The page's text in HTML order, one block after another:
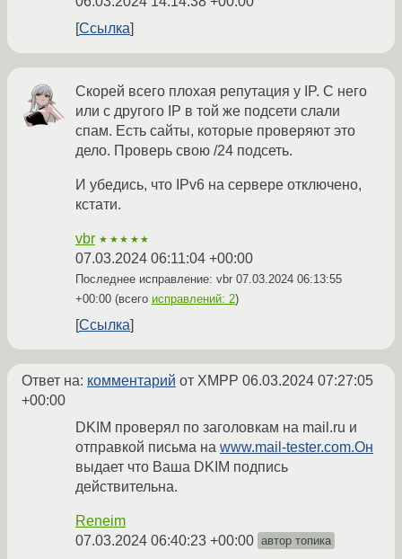
Ссылка
Скорей всего плохая репутация у IP. С него
или с другого IP в той же подсети слали
спам. Есть сайты, которые проверяют это
дело. Проверь свою /24 подсеть.
И убедись, что IPv6 на сервере отключено,
кстати.
vbr ★★★★★
07.03.2024 06:11:04 +00:00
Последнее исправление: vbr 07.03.2024 06:13:55
+00:00 (всего исправлений: 2)
Ссылка
Ответ на: комментарий от XMPP 06.03.2024 07:27:05
+00:00
DKIM проверял по заголовкам на mail.ru и
отправкой письма на www.mail-tester.com.Он
выдает что Ваша DKIM подпись
действительна.
Reneim
07.03.2024 06:40:23 +00:00 автор топика